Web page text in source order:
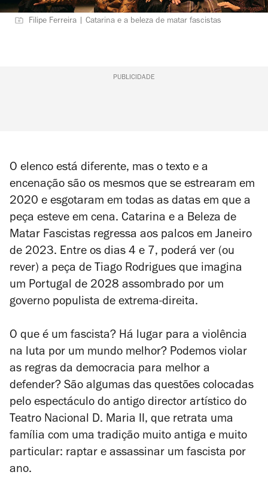
Filipe Ferreira | Catarina e a beleza de matar fascistas
PUBLICIDADE
O elenco está diferente, mas o texto e a
encenação são os mesmos que se estrearam em
2020 e esgotaram em todas as datas em que a
peça esteve em cena. Catarina e a Beleza de
Matar Fascistas regressa aos palcos em Janeiro
de 2023. Entre os dias 4 e 7, poderá ver (ou
rever) a peça de Tiago Rodrigues que imagina
um Portugal de 2028 assombrado por um
governo populista de extrema-direita.
O que é um fascista? Há lugar para a violência
na luta por um mundo melhor? Podemos violar
as regras da democracia para melhor a
defender? São algumas das questões colocadas
pelo espectáculo do antigo director artístico do
Teatro Nacional D. Maria II, que retrata uma
família com uma tradição muito antiga e muito
particular: raptar e assassinar um fascista por
ano.